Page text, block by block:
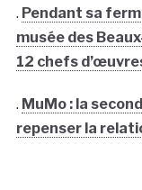
. Pendant sa
musée des
12 chefs
. MuMo : la
repenser la